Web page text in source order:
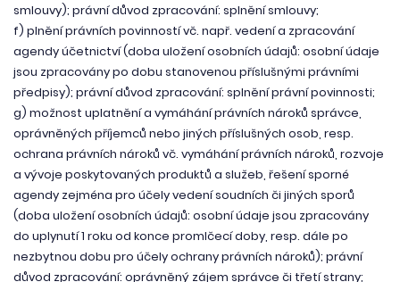
smlouvy); právní důvod zpracování: splnění smlouvy;
f) plnění právních povinností vč. např. vedení a zpracování
agendy účetnictví (doba uložení osobních údajů: osobní údaje
jsou zpracovány po dobu stanovenou příslušnými právními
předpisy); právní důvod zpracování: splnění právní povinnosti;
g) možnost uplatnění a vymáhání právních nároků správce,
oprávněných příjemců nebo jiných příslušných osob, resp.
ochrana právních nároků vč. vymáhání právních nároků, rozvoje
a vývoje poskytovaných produktů a služeb, řešení sporné
agendy zejména pro účely vedení soudních či jiných sporů
(doba uložení osobních údajů: osobní údaje jsou zpracovány
do uplynutí 1 roku od konce promlčecí doby, resp. dále po
nezbytnou dobu pro účely ochrany právních nároků); právní
důvod zpracování: oprávněný zájem správce či třetí strany;